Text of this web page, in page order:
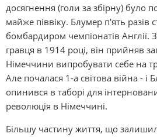
досягнення (голи за збірну) було
майже піввіку. Блумер п'ять разів
бомбардиром чемпіонатів
гравця в 1914 році, він прийняв
Німеччини випробувати себе на
Але почалася 1-а світова війна - і
опинився в таборі для
революція в Німеччині.
Більшу частину життя, що